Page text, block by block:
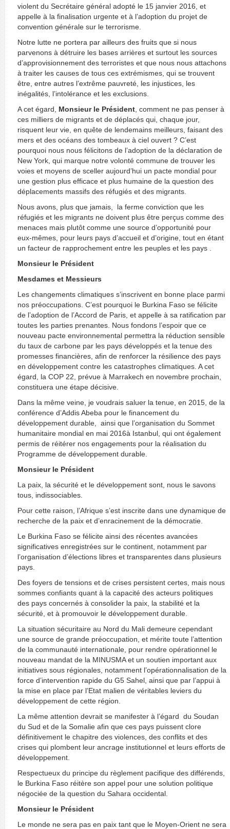
violent du Secrétaire général adopté le 15 janvier 2016, et
appelle à la finalisation urgente et à l’adoption du projet de
convention générale sur le terrorisme.
Notre lutte ne portera par ailleurs des fruits que si nous
parvenons à détruire les bases arrières et surtout les sources
d’approvisionnement des terroristes et que nous nous attachons
à traiter les causes de tous ces extrémismes, qui se trouvent
être, entre autres l’extrême pauvreté, les injustices, les
inégalités, l’intolérance et les exclusions.
A cet égard, Monsieur le Président, comment ne pas penser à
ces milliers de migrants et de déplacés qui, chaque jour,
risquent leur vie, en quête de lendemains meilleurs, faisant des
mers et des océans des tombeaux à ciel ouvert ? C’est
pourquoi nous nous félicitons de l’adoption de la déclaration de
New York, qui marque notre volonté commune de trouver les
voies et moyens de sceller aujourd’hui un pacte mondial pour
une gestion plus efficace et plus humaine de la question des
déplacements massifs des réfugiés et des migrants.
Nous avons, plus que jamais, la ferme conviction que les
réfugiés et les migrants ne doivent plus être perçus comme des
menaces mais plutôt comme une source d’opportunité pour
eux-mêmes, pour leurs pays d’accueil et d’origine, tout en étant
un facteur de rapprochement entre les peuples et les pays .
Monsieur le Président
Mesdames et Messieurs
Les changements climatiques s’inscrivent en bonne place parmi
nos préoccupations. C’est pourquoi le Burkina Faso se félicite
de l’adoption de l’Accord de Paris, et appelle à sa ratification par
toutes les parties prenantes. Nous fondons l’espoir que ce
nouveau pacte environnemental permettra la réduction sensible
du taux de carbone par les pays développés et la tenue des
promesses financières, afin de renforcer la résilience des pays
en développement contre les catastrophes climatiques. A cet
égard, la COP 22, prévue à Marrakech en novembre prochain,
constituera une étape décisive.
Dans la même veine, je voudrais saluer la tenue, en 2015, de la
conférence d’Addis Abeba pour le financement du
développement durable, ainsi que l’organisation du Sommet
humanitaire mondial en mai 2016à Istanbul, qui ont également
permis de réitérer nos engagements pour la réalisation du
Programme de développement durable.
Monsieur le Président
La paix, la sécurité et le développement sont, nous le savons
tous, indissociables.
Pour cette raison, l’Afrique s’est inscrite dans une dynamique de
recherche de la paix et d’enracinement de la démocratie.
Le Burkina Faso se félicite ainsi des récentes avancées
significatives enregistrées sur le continent, notamment par
l’organisation d’élections libres et transparentes dans plusieurs
pays.
Des foyers de tensions et de crises persistent certes, mais nous
sommes confiants quant à la capacité des acteurs politiques
des pays concernés à consolider la paix, la stabilité et la
sécurité, et à promouvoir le développement durable.
La situation sécuritaire au Nord du Mali demeure cependant
une source de grande préoccupation, et mérite toute l’attention
de la communauté internationale, pour rendre opérationnel le
nouveau mandat de la MINUSMA et un soutien important aux
initiatives sous régionales, notamment l’opérationnalisation de la
force d’intervention rapide du G5 Sahel, ainsi que par l’appui à
la mise en place par l’Etat malien de véritables leviers du
développement de cette région.
La même attention devrait se manifester à l’égard du Soudan
du Sud et de la Somalie afin que ces pays puissent clore
définitivement le chapitre des violences, des conflits et des
crises qui plombent leur ancrage institutionnel et leurs efforts de
développement.
Respectueux du principe du règlement pacifique des différends,
le Burkina Faso réitère son appel pour une solution politique
négociée de la question du Sahara occidental.
Monsieur le Président
Le monde ne sera pas en paix tant que le Moyen-Orient ne sera